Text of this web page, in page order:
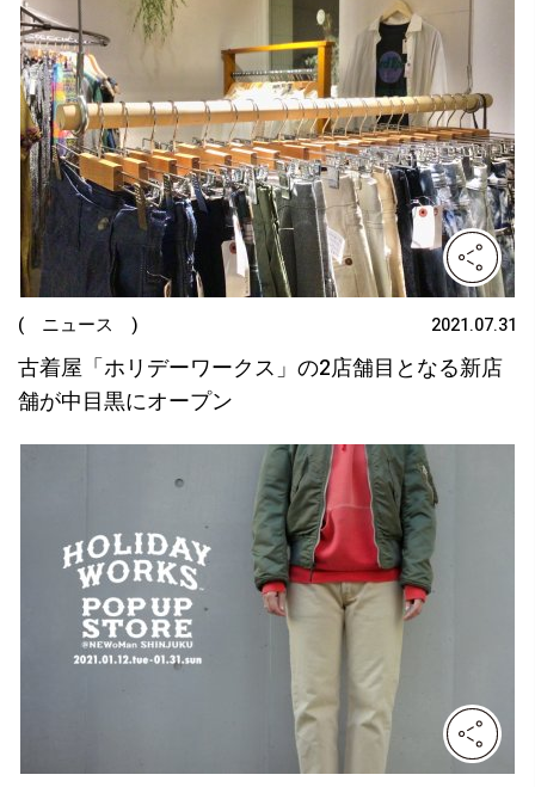
( ニュース ) 2021.07.31
古着屋「ホリデーワークス」の2店舗目となる新店
舗が中目黒にオープン